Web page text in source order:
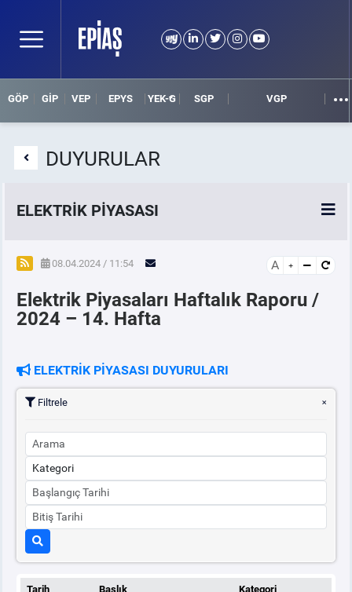
GÖP GİP VEP EPYS YEK-G SGP VGP
DUYURULAR
ELEKTRİK PİYASASI
SPOT ELEKTRİK PİYASALARI
ÖRNEK FİNANS BELGELERİ
PİYASAKAYITSÜRECİ
SERBEST TÜKETİCİ
MALİ UZLAŞTIRMA
TEMİNAT
BÜLTENLER
08.04.2024 / 11:54 A
Elektrik Piyasaları Haftalık Raporu /
2024 – 14. Hafta
ELEKTRİK PİYASASI DUYURULARI
Filtrele
Tarih Başlık
Kategori